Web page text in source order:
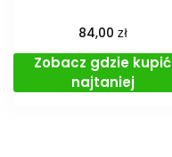
84,00 zł
Zobacz gdzie kupić
najtaniej